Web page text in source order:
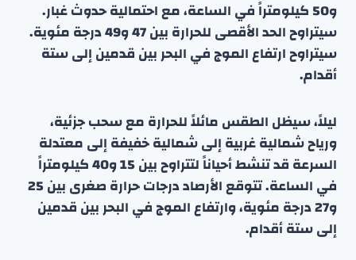
و50 كيلومتراً في الساعة، مع احتمالية حدوث غبار.
سيتراوح الحد الأقصى للحرارة بين 47 و49 درجة مئوية.
سيتراوح ارتفاع الموج في البحر بين قدمين إلى ستة
أقدام.
ليلاً، سيظل الطقس مائلاً للحرارة مع سحب جزئية،
ورياح شمالية غربية إلى شمالية خفيفة إلى معتدلة
السرعة قد تنشط أحياناً لتتراوح بين 15 و40 كيلومتراً
في الساعة. تتوقع الأرصاد درجات حرارة صغرى بين 25
و27 درجة مئوية، وارتفاع الموج في البحر بين قدمين
إلى ستة أقدام.